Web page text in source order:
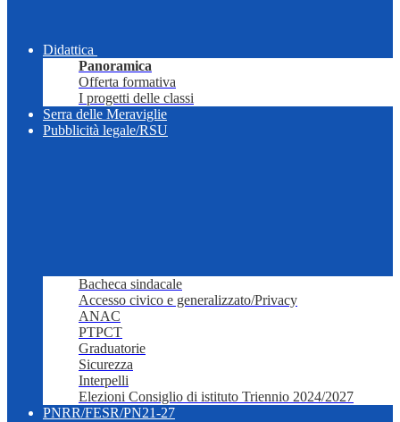
Didattica
Panoramica
Offerta formativa
I progetti delle classi
Serra delle Meraviglie
Pubblicità legale/RSU
Bacheca sindacale
Accesso civico e generalizzato/Privacy
ANAC
PTPCT
Graduatorie
Sicurezza
Interpelli
Elezioni Consiglio di istituto Triennio 2024/2027
PNRR/FESR/PN21-27